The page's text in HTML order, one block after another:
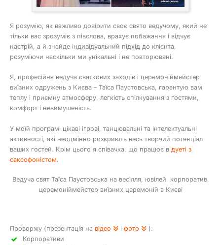
Я розумію, як важливо довірити своє свято ведучому, який не
тільки вас зрозуміє з півслова, врахує побажання і відчує
настрій, а й знайде індивідуальний підхід до клієнта,
розуміючи наскільки ми унікальні і не повторювані.
Я, професійна ведуча святкових заходів і церемоніймейстер
виїзних одружень з Києва – Таїса Паустовська, гарантую вам
теплу і приємну атмосферу, легкість спілкування з гостями,
комфорт і невимушеність.
У моїй програмі цікаві ігрові, танцювальні та інтелектуальні
активності, які неодмінно розкриють весь творчий потенціал
ваших гостей. Крім цього я співачка, що працює в дуеті з
саксофоністом.
Ведуча свят Таїса Паустовська на весілля, ювілей, корпоратив,
церемоніймейстер виїзних церемоній в Києві
Проворжу (презентація на відео і фото
):
Корпоративи